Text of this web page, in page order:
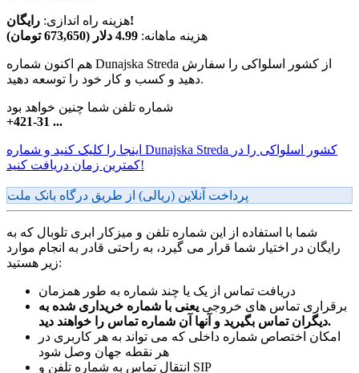
هزینه راه اندازی:رایگان!
هزینه ماهانه: 4.99 دلار (673,650 تومان)
هم اکنون شماره Dunajska Streda از کشور اسلواکی را سفارش
دهید و کسب و کار خود را توسعه دهید.
شماره تلفن شما چنین خواهد بود
+421-31 ...
اینجا را کلیک کنید و شماره Dunajska Streda کشور اسلواکی را در
کمترین زمان دریافت کنید!
پرداخت آنلاین (ریالی) از طریق درگاه بانک ملت
شما با استفاده از این شماره تلفن و میزکار ابری تلوبال که به
رایگان در اختیار شما قرار می گیرد، به راحتی قادر به انجام موارد
زیر هستید:
دریافت تماس از یک یا چند شماره به طور همزمان
برقراری تماس های خروجی یعنی با شماره خریداری شده به
دیگران تماس بگیرید و آنها آن شماره تماس را خواهند دید.
امکان اختصاص شماره داخلی که می تواند به هر کاربری در
هر نقطه جهان وصل شود
انتقال تماس به شماره تلفن و SIP